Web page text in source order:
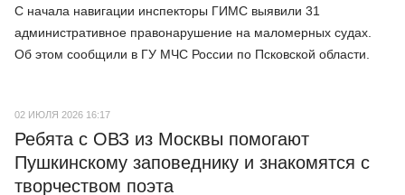
С начала навигации инспекторы ГИМС выявили 31
административное правонарушение на маломерных судах.
Об этом сообщили в ГУ МЧС России по Псковской области.
02 ИЮЛЯ 2026 16:17
Ребята с ОВЗ из Москвы помогают
Пушкинскому заповеднику и знакомятся с
творчеством поэта